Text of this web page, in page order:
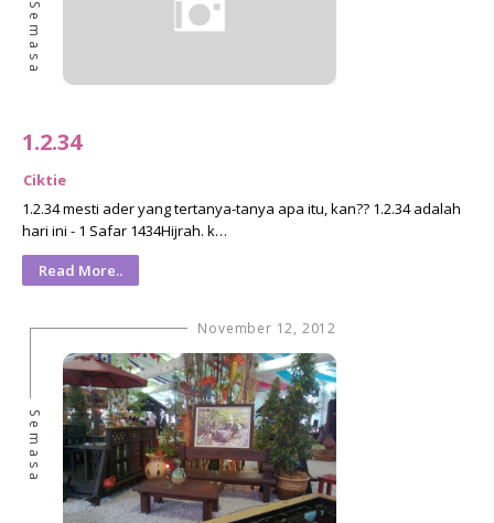
Semasa
1.2.34
Ciktie
1.2.34 mesti ader yang tertanya-tanya apa itu, kan?? 1.2.34 adalah
hari ini - 1 Safar 1434Hijrah. k…
Read More..
November 12, 2012
Semasa